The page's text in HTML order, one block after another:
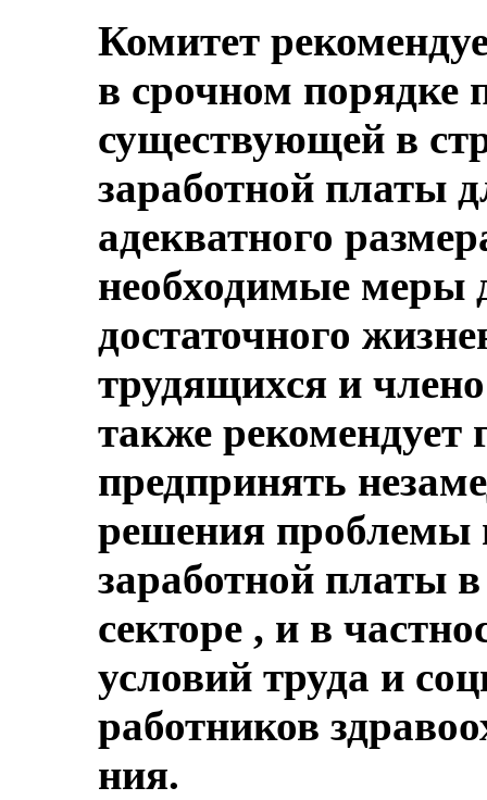
Комитет
в срочном порядке
существующей в
заработной платы
адекватного
необходимые меры
достаточного
трудящихся и
также рекомендует
предпринять
решения проблемы
заработной платы
секторе , и в
условий труда и
работников
ния.